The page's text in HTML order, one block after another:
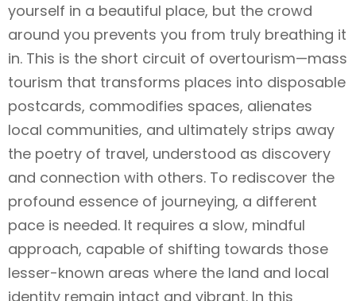
yourself in a beautiful place, but the crowd
around you prevents you from truly breathing it
in. This is the short circuit of overtourism—mass
tourism that transforms places into disposable
postcards, commodifies spaces, alienates
local communities, and ultimately strips away
the poetry of travel, understood as discovery
and connection with others. To rediscover the
profound essence of journeying, a different
pace is needed. It requires a slow, mindful
approach, capable of shifting towards those
lesser-known areas where the land and local
identity remain intact and vibrant. In this